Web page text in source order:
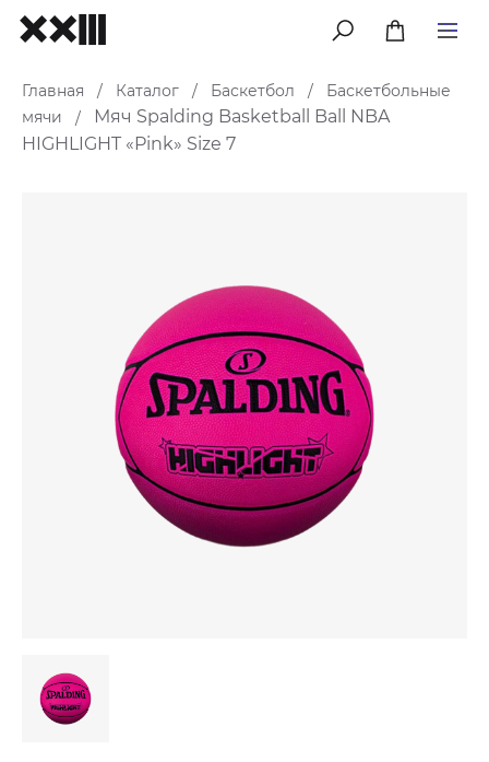
меню
Главная / Каталог / Баскетбол /
Баскетбольные
мячи
/
Мяч Spalding Basketball Ball NBA
HIGHLIGHT «Pink» Size 7